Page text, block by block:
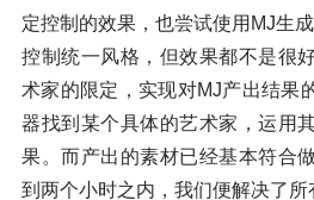
定控制的效果，也尝试使用MJ生
控制统一风格，但效果都不是很
术家的限定，实现对MJ产出结果
器找到某个具体的艺术家，运用
果。而产出的素材已经基本符合
到两个小时之内，我们便解决了所